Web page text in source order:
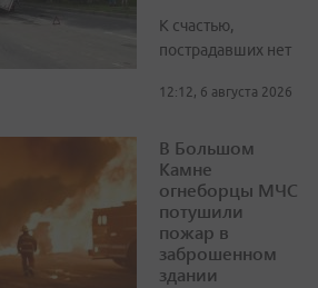
К счастью,
пострадавших нет
12:12, 6 августа 2026
В Большом
Камне
огнеборцы МЧС
потушили
пожар в
заброшенном
здании